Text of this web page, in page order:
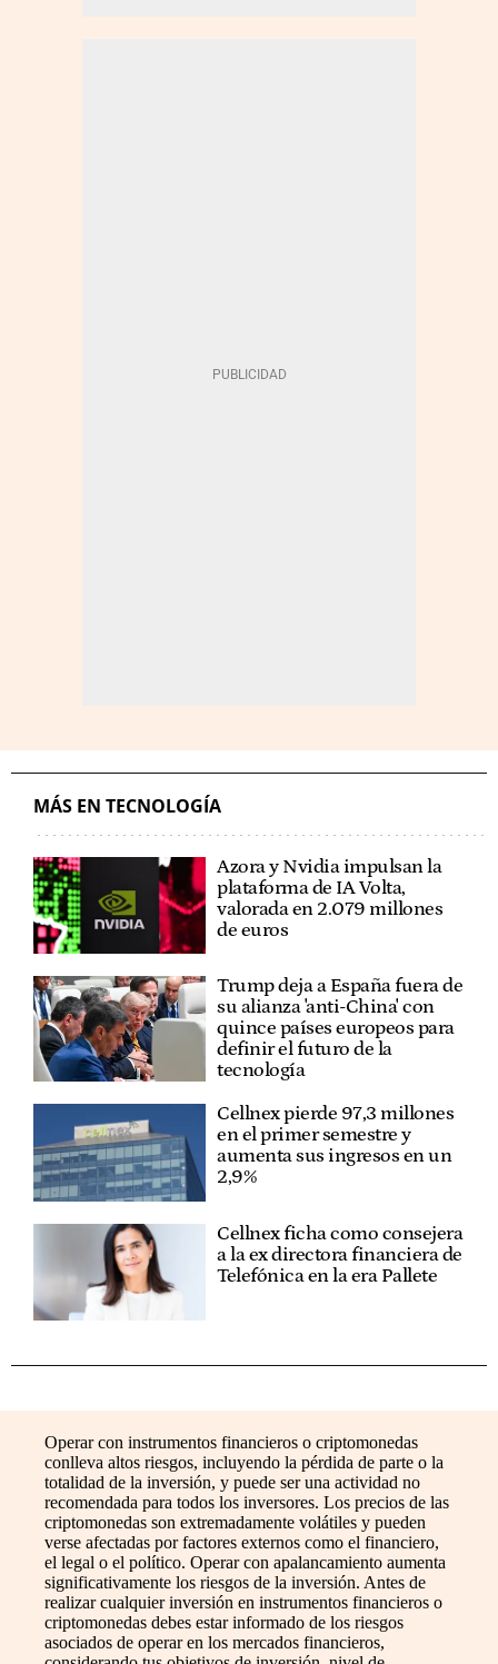
MÁS EN TECNOLOGÍA
Azora y Nvidia impulsan la
plataforma de IA Volta,
valorada en 2.079 millones
de euros
Trump deja a España fuera de
su alianza 'anti-China' con
quince países europeos para
definir el futuro de la
tecnología
Cellnex pierde 97,3 millones
en el primer semestre y
aumenta sus ingresos en un
2,9%
Cellnex ficha como consejera
a la ex directora financiera de
Telefónica en la era Pallete
Operar con instrumentos financieros o criptomonedas
conlleva altos riesgos, incluyendo la pérdida de parte o la
totalidad de la inversión, y puede ser una actividad no
recomendada para todos los inversores. Los precios de las
criptomonedas son extremadamente volátiles y pueden
verse afectadas por factores externos como el financiero,
el legal o el político. Operar con apalancamiento aumenta
significativamente los riesgos de la inversión. Antes de
realizar cualquier inversión en instrumentos financieros o
criptomonedas debes estar informado de los riesgos
asociados de operar en los mercados financieros,